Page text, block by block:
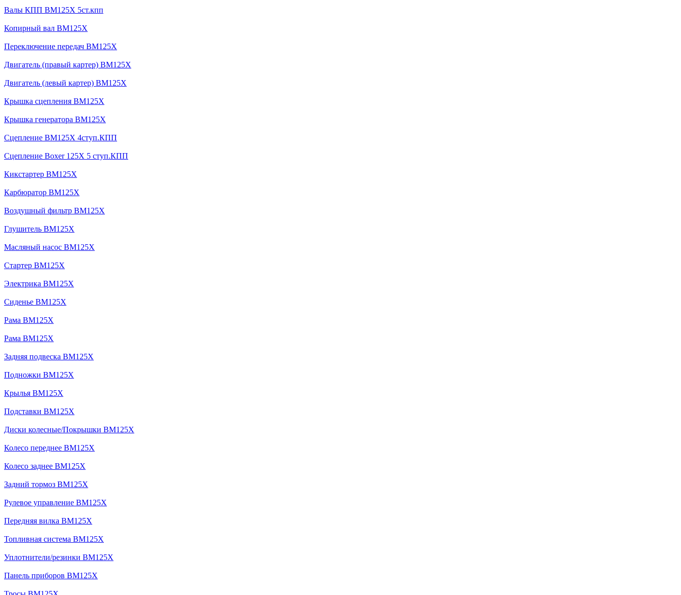
Валы КПП BM125X 5ст.кпп
Копирный вал BM125X
Переключение передач BM125X
Двигатель (правый картер) BM125X
Двигатель (левый картер) BM125X
Крышка сцепления BM125X
Крышка генератора BM125X
Сцепление BM125X 4ступ.КПП
Сцепление Boxer 125X 5 ступ.КПП
Кикстартер BM125X
Карбюратор BM125X
Воздушный фильтр BM125X
Глушитель BM125X
Масляный насос BM125X
Стартер BM125X
Электрика BM125X
Сиденье BM125X
Рама BM125X
Рама BM125X
Задняя подвеска BM125X
Подножки BM125X
Крылья BM125X
Подставки BM125X
Диски колесные/Покрышки BM125X
Колесо переднее BM125X
Колесо заднее BM125X
Задний тормоз BM125X
Рулевое управление BM125X
Передняя вилка BM125X
Топливная система BM125X
Уплотнители/резинки BM125X
Панель приборов BM125X